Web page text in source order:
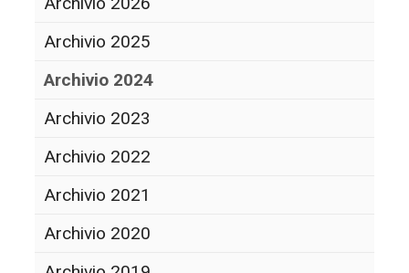
Archivio 2025
Archivio 2024
Archivio 2023
Archivio 2022
Archivio 2021
Archivio 2020